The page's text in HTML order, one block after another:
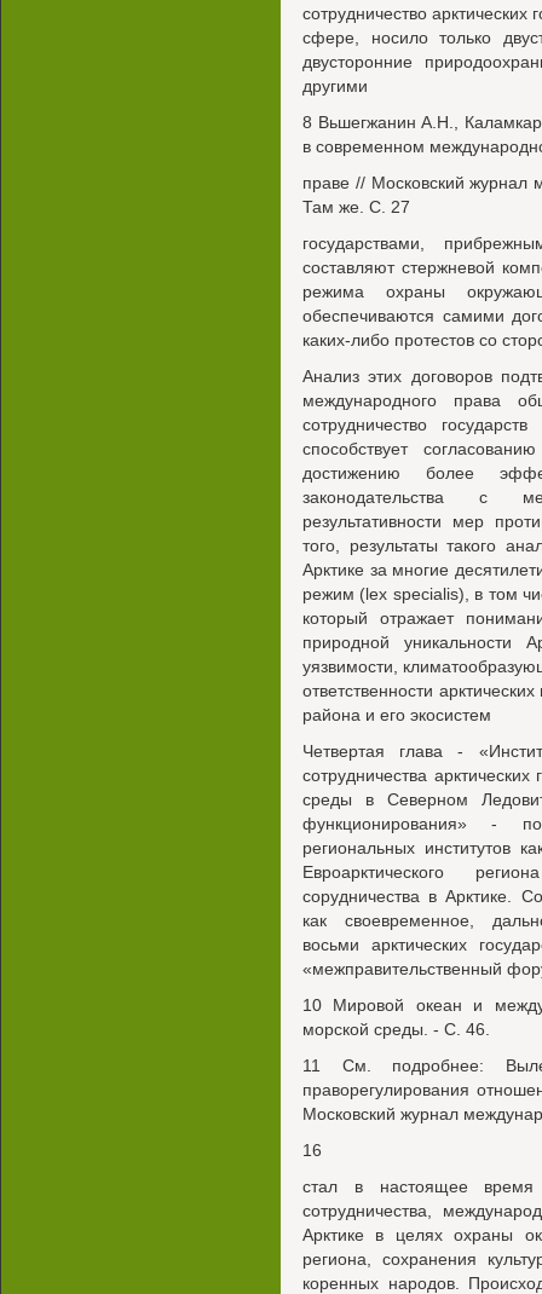
сотрудничество
сфере, носило только
двусторонние
другими
8 Вьшегжанин А.Н.,
в современном
праве // Московский
Там же. С. 27
государствами,
составляют стержневой
режима охраны
обеспечиваются самими
каких-либо протестов со
Анализ этих договоров
международного права
сотрудничество
способствует
достижению более
законодательства с
результативности мер
того, результаты такого
Арктике за многие
режим (lex specialis), в том
который отражает
природной уникальности
уязвимости,
ответственности
района и его экосистем
Четвертая глава -
сотрудничества
среды в Северном
функционирования» -
региональных институтов
Евроарктического
сорудничества в Арктике.
как своевременное,
восьми арктических
«межправительственный
10 Мировой океан и
морской среды. - С. 46.
11 См. подробнее:
праворегулирования
Московский журнал
16
стал в настоящее время
сотрудничества,
Арктике в целях охраны
региона, сохранения
коренных народов.